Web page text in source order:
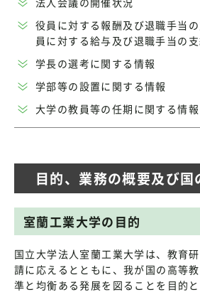
役員に対する報酬及び退職手当
員に対する給与及び退職手当の
学長の選考に関する情報
学部等の設置に関する情報
大学の教員等の任期に関する情報
目的、業務の概要及び
室蘭工業大学の目的
国立大学法人室蘭工業大学は、教育
請に応えるとともに、我が国の高等
準と均衡ある発展を図ることを目的と